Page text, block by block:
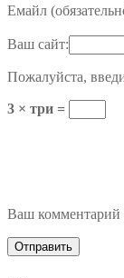
Емайл (
Ваш сайт:
Пожалуйста,
3 × три =
Ваш комментарий